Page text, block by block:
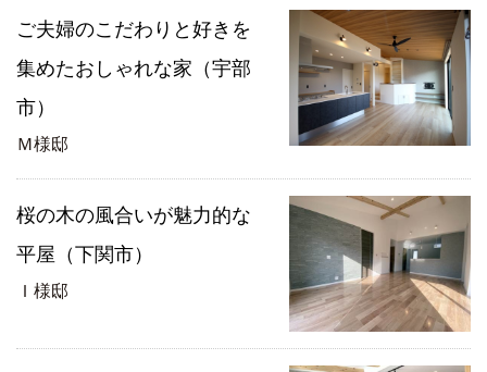
ご夫婦のこだわりと好きを
集めたおしゃれな家（宇部
市）
Ｍ様邸
桜の木の風合いが魅力的な
平屋（下関市）
Ｉ様邸